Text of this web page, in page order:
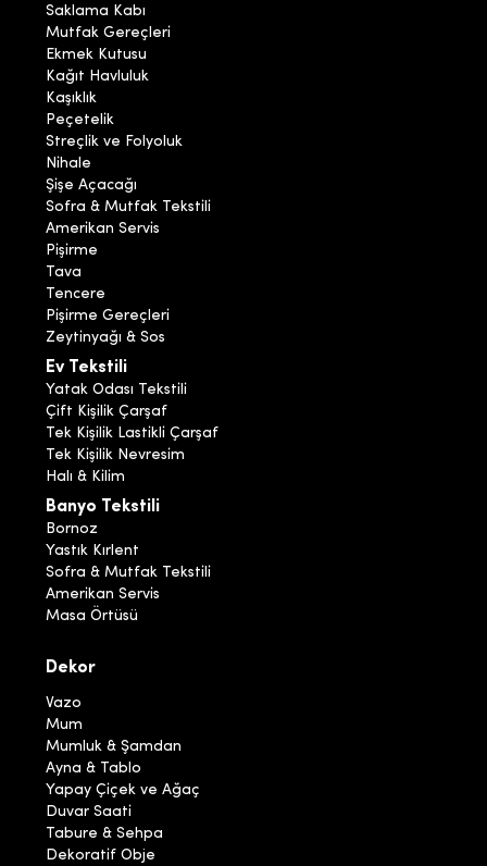
Saklama Kabı
Mutfak Gereçleri
Ekmek Kutusu
Kağıt Havluluk
Kaşıklık
Peçetelik
Streçlik ve Folyoluk
Nihale
Şişe Açacağı
Sofra & Mutfak Tekstili
Amerikan Servis
Pişirme
Tava
Tencere
Pişirme Gereçleri
Zeytinyağı & Sos
Ev Tekstili
Yatak Odası Tekstili
Çift Kişilik Çarşaf
Tek Kişilik Lastikli Çarşaf
Tek Kişilik Nevresim
Halı & Kilim
Banyo Tekstili
Bornoz
Yastık Kırlent
Sofra & Mutfak Tekstili
Amerikan Servis
Masa Örtüsü
Dekor
Vazo
Mum
Mumluk & Şamdan
Ayna & Tablo
Yapay Çiçek ve Ağaç
Duvar Saati
Tabure & Sehpa
Dekoratif Obje